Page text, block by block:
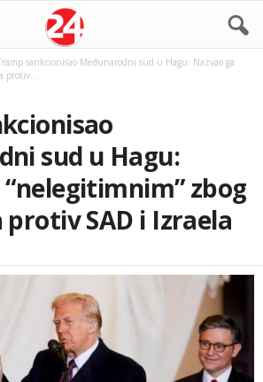
sankcionisao Međunarodni sud u Hagu: Nazvao ga
protiv...
sud u Hagu:
zbog
SAD i Izraela